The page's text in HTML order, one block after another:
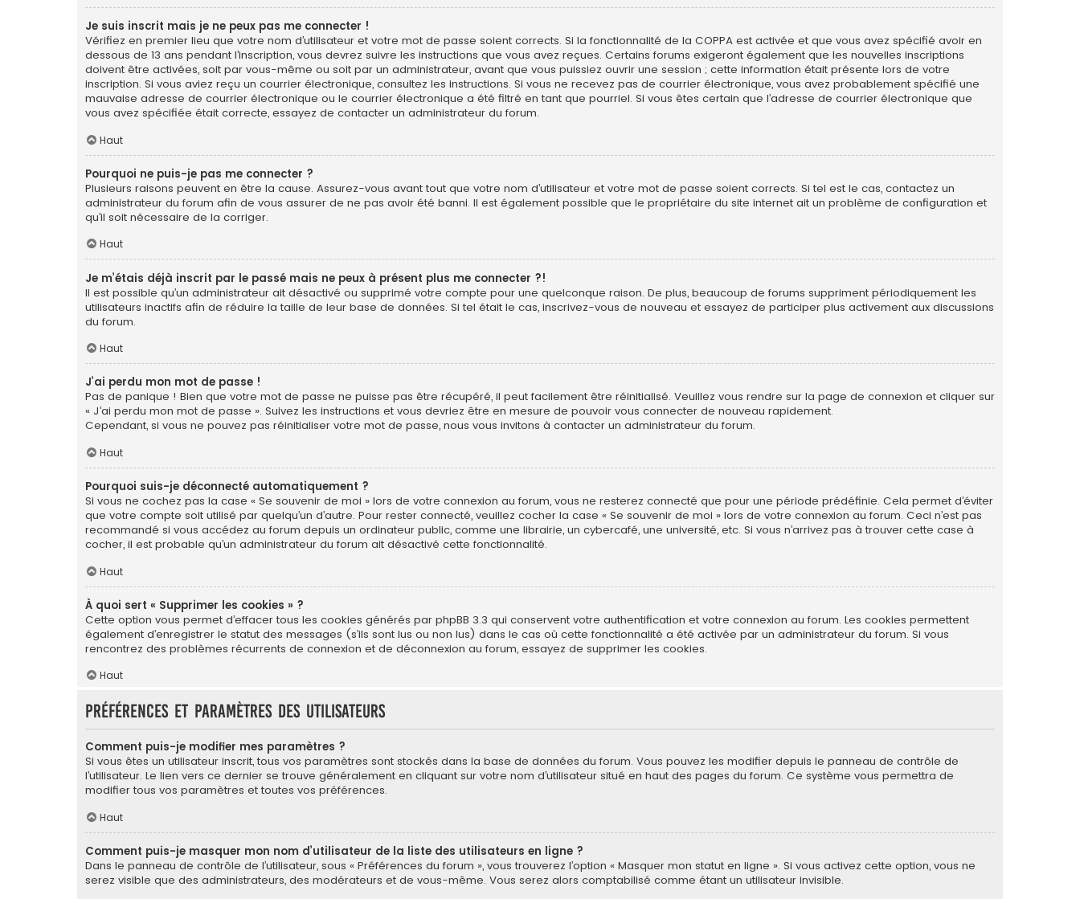
Je suis inscrit mais je ne peux pas me connecter !
Vérifiez en premier lieu que votre nom d’utilisateur et votre mot de passe soient corrects. Si la fonctionnalité de la COPPA est activée et que vous avez spécifié avoir en
dessous de 13 ans pendant l’inscription, vous devrez suivre les instructions que vous avez reçues. Certains forums exigeront également que les nouvelles inscriptions
doivent être activées, soit par vous-même ou soit par un administrateur, avant que vous puissiez ouvrir une session ; cette information était présente lors de votre
inscription. Si vous aviez reçu un courrier électronique, consultez les instructions. Si vous ne recevez pas de courrier électronique, vous avez probablement spécifié une
mauvaise adresse de courrier électronique ou le courrier électronique a été filtré en tant que pourriel. Si vous êtes certain que l’adresse de courrier électronique que
vous avez spécifiée était correcte, essayez de contacter un administrateur du forum.
Haut
Pourquoi ne puis-je pas me connecter ?
Plusieurs raisons peuvent en être la cause. Assurez-vous avant tout que votre nom d’utilisateur et votre mot de passe soient corrects. Si tel est le cas, contactez un
administrateur du forum afin de vous assurer de ne pas avoir été banni. Il est également possible que le propriétaire du site internet ait un problème de configuration et
qu’il soit nécessaire de la corriger.
Haut
Je m’étais déjà inscrit par le passé mais ne peux à présent plus me connecter ?!
Il est possible qu’un administrateur ait désactivé ou supprimé votre compte pour une quelconque raison. De plus, beaucoup de forums suppriment périodiquement les
utilisateurs inactifs afin de réduire la taille de leur base de données. Si tel était le cas, inscrivez-vous de nouveau et essayez de participer plus activement aux discussions
du forum.
Haut
J’ai perdu mon mot de passe !
Pas de panique ! Bien que votre mot de passe ne puisse pas être récupéré, il peut facilement être réinitialisé. Veuillez vous rendre sur la page de connexion et cliquer sur
« J’ai perdu mon mot de passe ». Suivez les instructions et vous devriez être en mesure de pouvoir vous connecter de nouveau rapidement.
Cependant, si vous ne pouvez pas réinitialiser votre mot de passe, nous vous invitons à contacter un administrateur du forum.
Haut
Pourquoi suis-je déconnecté automatiquement ?
Si vous ne cochez pas la case « Se souvenir de moi » lors de votre connexion au forum, vous ne resterez connecté que pour une période prédéfinie. Cela permet d’éviter
que votre compte soit utilisé par quelqu’un d’autre. Pour rester connecté, veuillez cocher la case « Se souvenir de moi » lors de votre connexion au forum. Ceci n’est pas
recommandé si vous accédez au forum depuis un ordinateur public, comme une librairie, un cybercafé, une université, etc. Si vous n’arrivez pas à trouver cette case à
cocher, il est probable qu’un administrateur du forum ait désactivé cette fonctionnalité.
Haut
À quoi sert « Supprimer les cookies » ?
Cette option vous permet d’effacer tous les cookies générés par phpBB 3.3 qui conservent votre authentification et votre connexion au forum. Les cookies permettent
également d’enregistrer le statut des messages (s’ils sont lus ou non lus) dans le cas où cette fonctionnalité a été activée par un administrateur du forum. Si vous
rencontrez des problèmes récurrents de connexion et de déconnexion au forum, essayez de supprimer les cookies.
Haut
Préférences et paramètres des utilisateurs
Comment puis-je modifier mes paramètres ?
Si vous êtes un utilisateur inscrit, tous vos paramètres sont stockés dans la base de données du forum. Vous pouvez les modifier depuis le panneau de contrôle de
l’utilisateur. Le lien vers ce dernier se trouve généralement en cliquant sur votre nom d’utilisateur situé en haut des pages du forum. Ce système vous permettra de
modifier tous vos paramètres et toutes vos préférences.
Haut
Comment puis-je masquer mon nom d’utilisateur de la liste des utilisateurs en ligne ?
Dans le panneau de contrôle de l’utilisateur, sous « Préférences du forum », vous trouverez l’option « Masquer mon statut en ligne ». Si vous activez cette option, vous ne
serez visible que des administrateurs, des modérateurs et de vous-même. Vous serez alors comptabilisé comme étant un utilisateur invisible.